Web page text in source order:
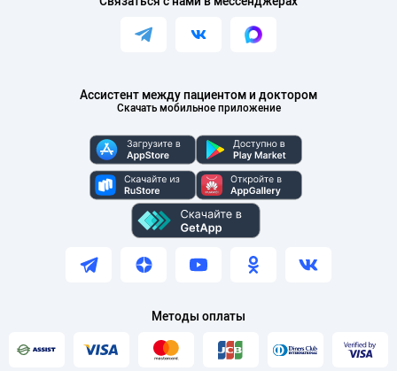
Ассистент между пациентом и доктором
Скачать мобильное приложение
Методы оплаты